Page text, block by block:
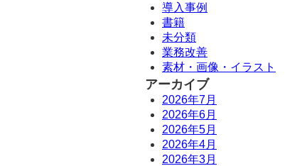
導入事例
書籍
未分類
業務改善
素材・画像・イラスト
アーカイブ
2026年7月
2026年6月
2026年5月
2026年4月
2026年3月